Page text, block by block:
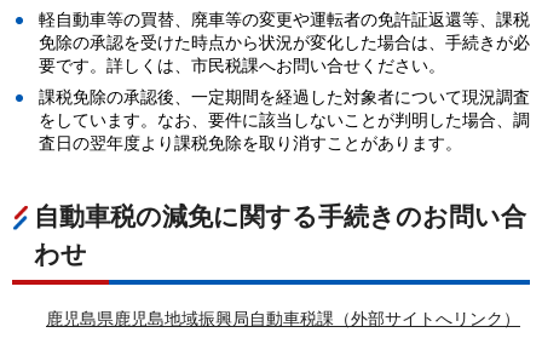
軽自動車等の買替、廃車等の変更や運転者の免許証返還等、課税
免除の承認を受けた時点から状況が変化した場合は、手続きが必
要です。詳しくは、市民税課へお問い合せください。
課税免除の承認後、一定期間を経過した対象者について現況調査
をしています。なお、要件に該当しないことが判明した場合、調
査日の翌年度より課税免除を取り消すことがあります。
自動車税の減免に関する手続きのお問い合
わせ
鹿児島県鹿児島地域振興局自動車税課（外部サイトへリンク）